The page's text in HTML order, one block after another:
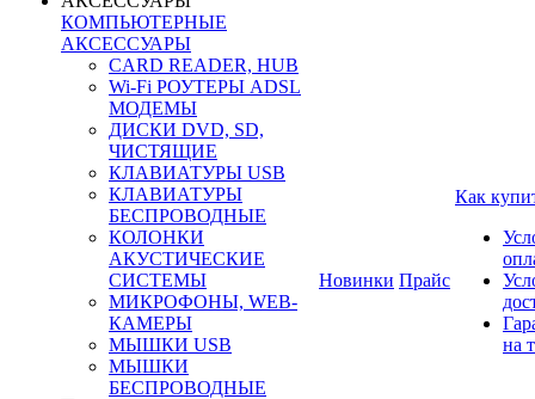
КОМПЬЮТЕРНЫЕ
АКСЕССУАРЫ
CARD READER, HUB
Wi-Fi РОУТЕРЫ ADSL
МОДЕМЫ
ДИСКИ DVD, SD,
ЧИСТЯЩИЕ
КЛАВИАТУРЫ USB
КЛАВИАТУРЫ
БЕСПРОВОДНЫЕ
КОЛОНКИ
АКУСТИЧЕСКИЕ
СИСТЕМЫ
МИКРОФОНЫ, WEB-
КАМЕРЫ
МЫШКИ USB
МЫШКИ
БЕСПРОВОДНЫЕ
Новинки Прайс
Как
на